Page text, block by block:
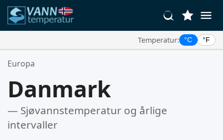
Temperatur: °C °F
Dine Favorittsteder:
Europa
Danmark
— Sjøvannstemperatur og årlige
intervaller